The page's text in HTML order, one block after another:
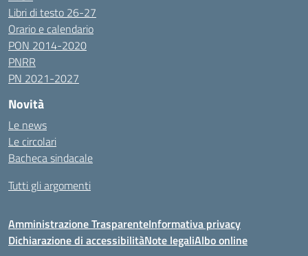
Libri di testo 26-27
Orario e calendario
PON 2014-2020
PNRR
PN 2021-2027
Novità
Le news
Le circolari
Bacheca sindacale
Tutti gli argomenti
Amministrazione TrasparenteInformativa privacy
Dichiarazione di accessibilitàNote legaliAlbo online